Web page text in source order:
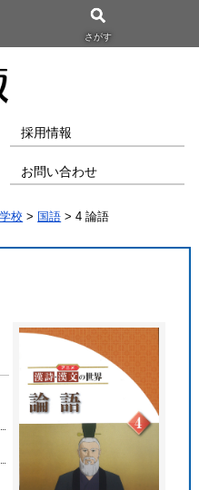
さがす
採用情報
お問い合わせ
校 > 国語 > 4 論語